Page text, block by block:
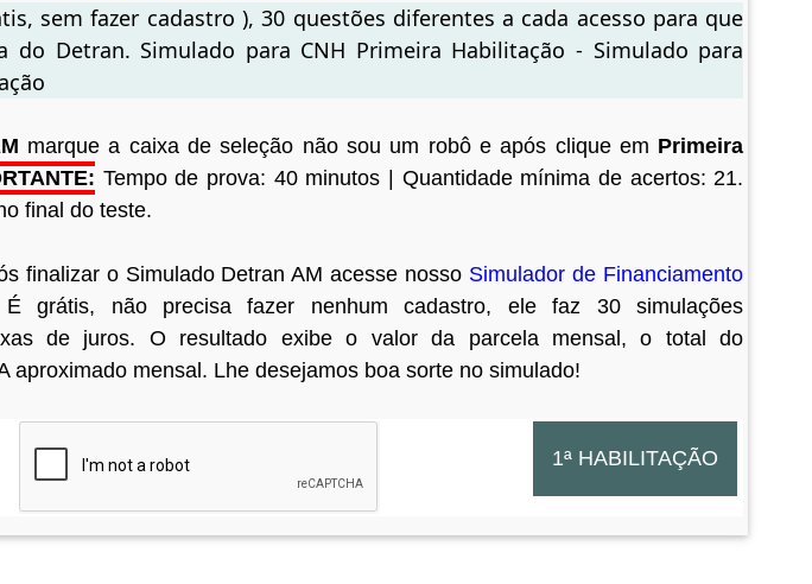
sem fazer cadastro ), 30 questões diferentes a cada acesso para que
do Detran. Simulado para CNH Primeira Habilitação - Simulado para
marque a caixa de seleção não sou um robô e após clique em Primeira
Tempo de prova: 40 minutos | Quantidade mínima de acertos: 21.
final do teste.
finalizar o Simulado Detran AM acesse nosso Simulador de Financiamento
grátis, não precisa fazer nenhum cadastro, ele faz 30 simulações
de juros. O resultado exibe o valor da parcela mensal, o total do
aproximado mensal. Lhe desejamos boa sorte no simulado!